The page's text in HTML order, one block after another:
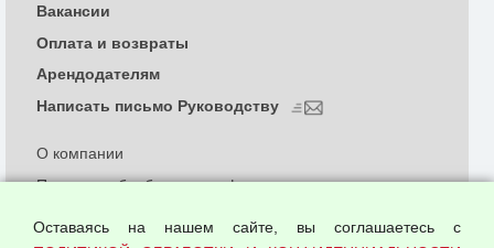
О компании
Политика обработки и конфиденциальности
Согласием на обработку персональных данных
Вакансии
Оплата и возвраты
Арендодателям
Написать письмо Руководству
Оставаясь на нашем сайте, вы соглашаетесь с